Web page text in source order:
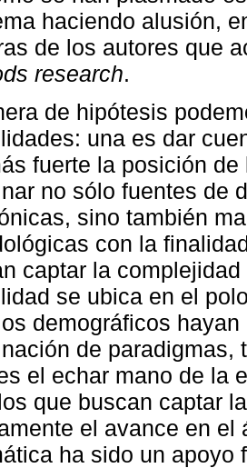
haciendo alusión,
de los autores que
research.
de hipótesis
una es dar
fuerte la posición
no sólo fuentes de
sino también
con la
captar la
se ubica en el
demográficos
de paradigmas,
el echar mano de la
que buscan captar
el avance en
ha sido un apoyo